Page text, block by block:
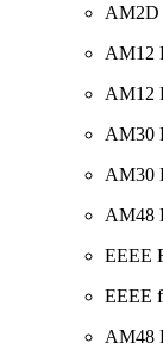
AM2D
AM12
AM12
AM30
AM30
AM48
EEEE
EEEE
AM48